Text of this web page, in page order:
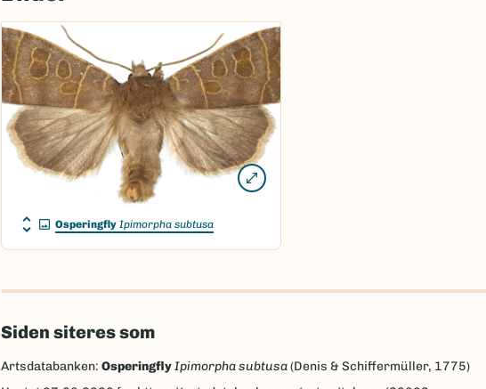
Osperingfly Ipimorpha subtusa
Siden siteres som
Artsdatabanken: OsperingflyIpimorpha subtusa(Denis & Schiffermüller, 1775)